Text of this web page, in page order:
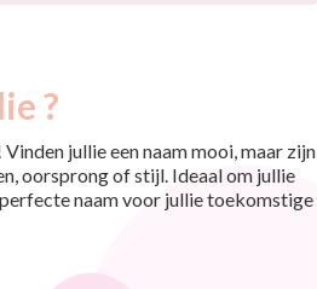
?
jullie een naam mooi, maar zijn
oorsprong of stijl. Ideaal om jullie
naam voor jullie toekomstige